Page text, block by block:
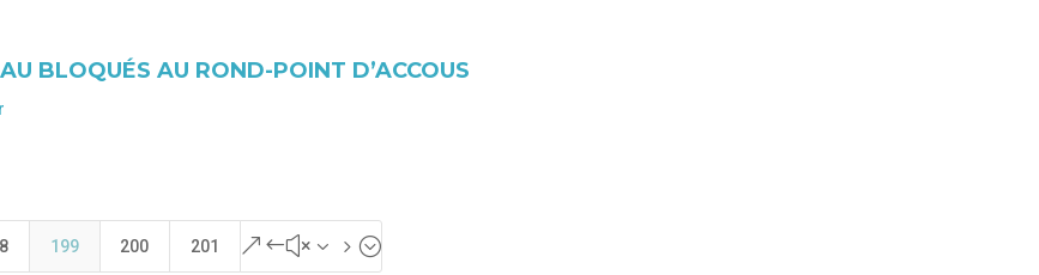
BLOQUÉS AU ROND-POINT D’ACCOUS
199 200 201 &#x35;